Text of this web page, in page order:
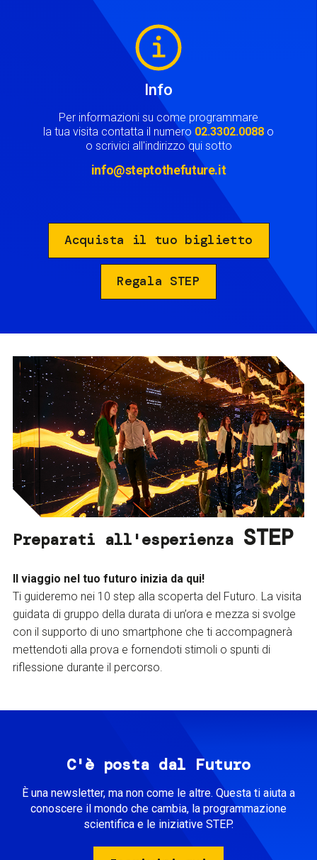
Info
Per informazioni su come programmare
la tua visita contatta il numero 02.3302.0088 o
o scrivici all'indirizzo qui sotto
info@steptothefuture.it
Acquista il tuo biglietto
Regala STEP
Preparati all'esperienza STEP
Il viaggio nel tuo futuro inizia da qui!
Ti guideremo nei 10 step alla scoperta del Futuro. La visita
guidata di gruppo della durata di un’ora e mezza si svolge
con il supporto di uno smartphone che ti accompagnerà
mettendoti alla prova e fornendoti stimoli o spunti di
riflessione durante il percorso.
C'è posta dal Futuro
È una newsletter, ma non come le altre. Questa ti aiuta a
conoscere il mondo che cambia, la programmazione
scientifica e le iniziative STEP.